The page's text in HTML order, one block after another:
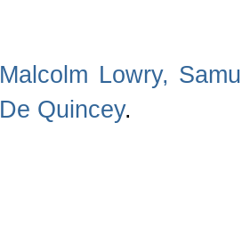
Malcolm Lowry,
De Quincey.